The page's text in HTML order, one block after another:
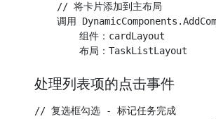
    // 将卡片添加到主布局
调用
        组件：cardLayout
处理列表项的点击事件
// 复选框勾选 - 标记任务完成